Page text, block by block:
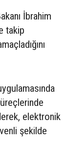
İbrahim
takip
elektronik
şekilde